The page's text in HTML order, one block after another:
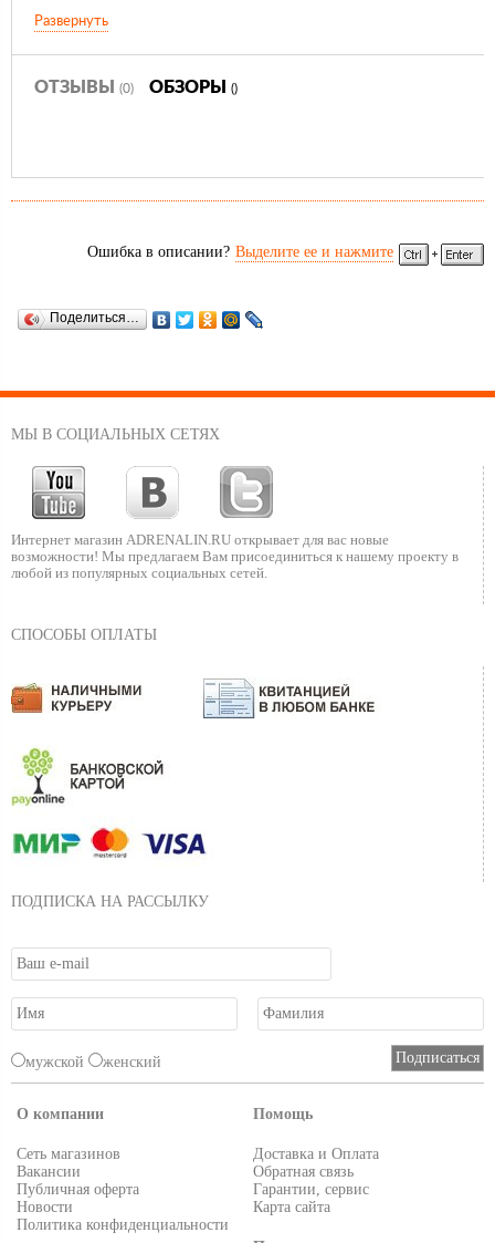
Развернуть
ОТЗЫВЫ (0) ОБЗОРЫ ()
Ошибка в описании? Выделите ее и нажмите
Поделиться…
МЫ В СОЦИАЛЬНЫХ СЕТЯХ
Интернет магазин ADRENALIN.RU открывает для вас новые
возможности! Мы предлагаем Вам присоединиться к нашему проекту в
любой из популярных социальных сетей.
СПОСОБЫ ОПЛАТЫ
ПОДПИСКА НА РАССЫЛКУ
мужской женский
О компании
Сеть магазинов
Вакансии
Публичная оферта
Новости
Политика конфиденциальности
Помощь
Доставка и Оплата
Обратная связь
Гарантии, сервис
Карта сайта